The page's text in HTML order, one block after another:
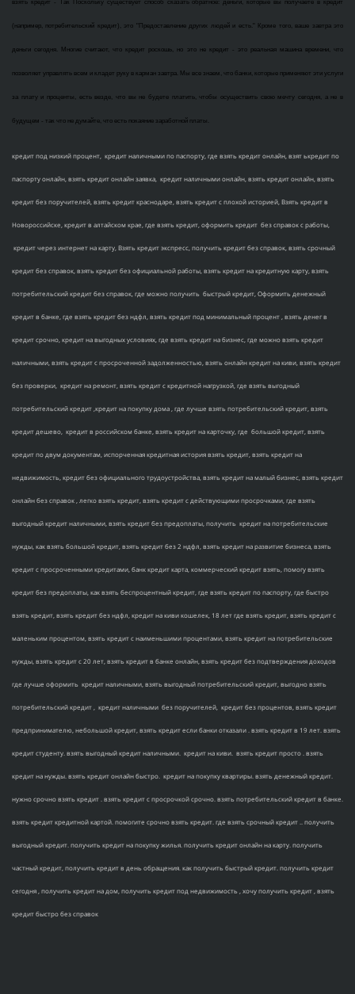
взять кредит - Так Поскольку существует способ сказать обратное: деньги, которые вы получаете в кредит
(например, потребительский кредит), это "Предоставление других людей и есть." Кроме того, ваше завтра это
деньги сегодня. Многие считают, что кредит роскошь, но это не кредит - это реальная машина времени, что
позволяет управлять всем и кладет руку в карман завтра. Мы все знаем, что банки, которые применяют эти услуги
за плату и проценты, есть везде, что вы не будете платить, чтобы осуществить свою мечту сегодня, а не в
будущем - так что не думайте, что есть покаяние заработной платы.
кредит под низкий процент, кредит наличными по паспорту, где взять кредит онлайн, взят ькредит по
паспорту онлайн, взять кредит онлайн заявка, кредит наличными онлайн, взять кредит онлайн, взять
кредит без поручителей, взять кредит краснодаре, взять кредит с плохой историей, Взять кредит в
Новороссийске, кредит в алтайском крае, где взять кредит, оформить кредит без справок с работы,
кредит через интернет на карту, Взять кредит экспресс, получить кредит без справок, взять срочный
кредит без справок, взять кредит без официальной работы, взять кредит на кредитную карту, взять
потребительский кредит без справок, где можно получить быстрый кредит, Оформить денежный
кредит в банке, где взять кредит без ндфл, взять кредит под минимальный процент , взять денег в
кредит срочно, кредит на выгодных условиях, где взять кредит на бизнес, где можно взять кредит
наличными, взять кредит с просроченной задолженностью, взять онлайн кредит на киви, взять кредит
без проверки, кредит на ремонт, взять кредит с кредитной нагрузкой, где взять выгодный
потребительский кредит ,кредит на покупку дома , где лучше взять потребительский кредит, взять
кредит дешево, кредит в российском банке, взять кредит на карточку, где большой кредит, взять
кредит по двум документам, испорченная кредитная история взять кредит, взять кредит на
недвижимость, кредит без официального трудоустройства, взять кредит на малый бизнес, взять кредит
онлайн без справок , легко взять кредит, взять кредит с действующими просрочками, где взять
выгодный кредит наличными, взять кредит без предоплаты, получить кредит на потребительские
нужды, как взять большой кредит, взять кредит без 2 ндфл, взять кредит на развитие бизнеса, взять
кредит с просроченными кредитами, банк кредит карта, коммерческий кредит взять, помогу взять
кредит без предоплаты, как взять беспроцентный кредит, где взять кредит по паспорту, где быстро
взять кредит, взять кредит без ндфл, кредит на киви кошелек, 18 лет где взять кредит, взять кредит с
маленьким процентом, взять кредит с наименьшими процентами, взять кредит на потребительские
нужды, взять кредит с 20 лет, взять кредит в банке онлайн, взять кредит без подтверждения доходов
где лучше оформить кредит наличными, взять выгодный потребительский кредит, выгодно взять
потребительский кредит , кредит наличными без поручителей, кредит без процентов, взять кредит
предпринимателю, небольшой кредит, взять кредит если банки отказали . взять кредит в 19 лет. взять
кредит студенту. взять выгодный кредит наличными. кредит на киви. взять кредит просто . взять
кредит на нужды. взять кредит онлайн быстро. кредит на покупку квартиры. взять денежный кредит.
нужно срочно взять кредит . взять кредит с просрочкой срочно. взять потребительский кредит в банке.
взять кредит кредитной картой. помогите срочно взять кредит. где взять срочный кредит .. получить
выгодный кредит. получить кредит на покупку жилья. получить кредит онлайн на карту. получить
частный кредит, получить кредит в день обращения. как получить быстрый кредит. получить кредит
сегодня , получить кредит на дом, получить кредит под недвижимость , хочу получить кредит , взять
кредит быстро без справок